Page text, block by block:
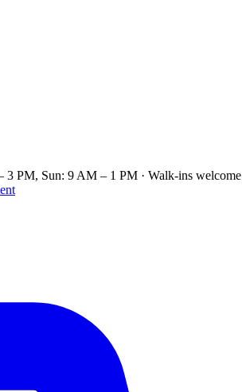
PM, Sun: 9 AM – 1 PM · Walk-ins welcome